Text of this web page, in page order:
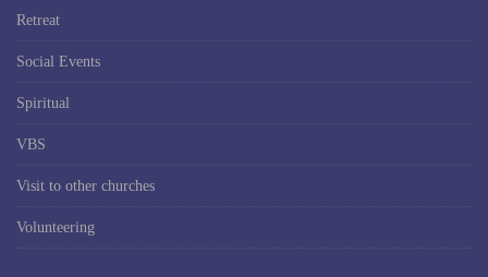
Retreat
Social Events
Spiritual
VBS
Visit to other churches
Volunteering